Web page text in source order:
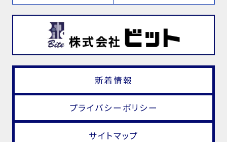
新着情報
プライバシーポリシー
サイトマップ